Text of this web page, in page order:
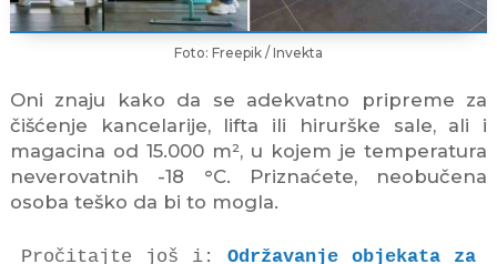
Foto: Freepik / Invekta
Oni znaju kako da se adekvatno pripreme za
čišćenje kancelarije, lifta ili hirurške sale, ali i
magacina od 15.000 m², u kojem je temperatura
neverovatnih -18 °C. Priznaćete, neobučena
osoba teško da bi to mogla.
Pročitajte još i: Održavanje objekata za